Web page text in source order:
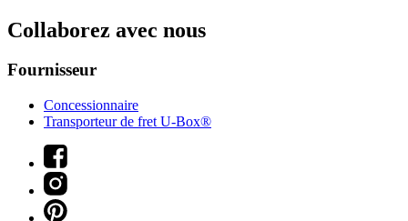
Collaborez avec nous
Fournisseur
Concessionnaire
Transporteur de fret U-Box®